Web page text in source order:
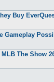
Buy
Gameplay
The Show